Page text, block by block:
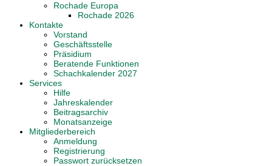
Rochade Europa
Rochade 2026
Kontakte
Vorstand
Geschäftsstelle
Präsidium
Beratende Funktionen
Schachkalender 2027
Services
Hilfe
Jahreskalender
Beitragsarchiv
Monatsanzeige
Mitgliederbereich
Anmeldung
Registrierung
Passwort zurücksetzen